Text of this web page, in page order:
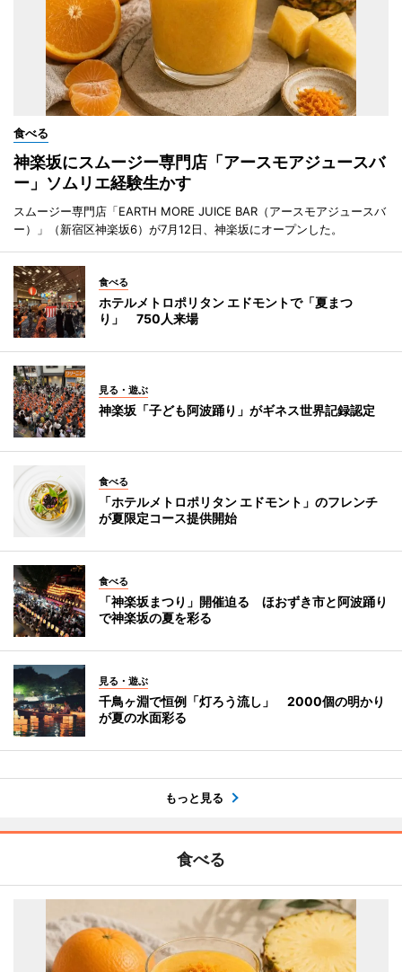
食べる
神楽坂にスムージー専門店「アースモアジュースバ
ー」ソムリエ経験生かす
スムージー専門店「EARTH MORE JUICE BAR（アースモアジュースバ
ー）」（新宿区神楽坂6）が7月12日、神楽坂にオープンした。
食べる
ホテルメトロポリタン エドモントで「夏まつ
り」 750人来場
見る・遊ぶ
神楽坂「子ども阿波踊り」がギネス世界記録認定
食べる
「ホテルメトロポリタン エドモント」のフレンチ
が夏限定コース提供開始
食べる
「神楽坂まつり」開催迫る ほおずき市と阿波踊り
で神楽坂の夏を彩る
見る・遊ぶ
千鳥ヶ淵で恒例「灯ろう流し」 2000個の明かり
が夏の水面彩る
もっと見る
食べる